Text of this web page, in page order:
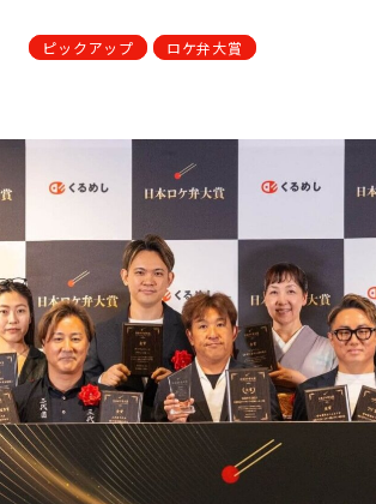
ピックアップ ロケ弁大賞